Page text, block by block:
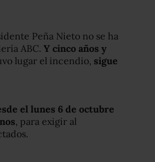
Peña Nieto no se ha
ABC. Y cinco años y
lugar el incendio, sigue
el lunes 6 de octubre
, para exigir al